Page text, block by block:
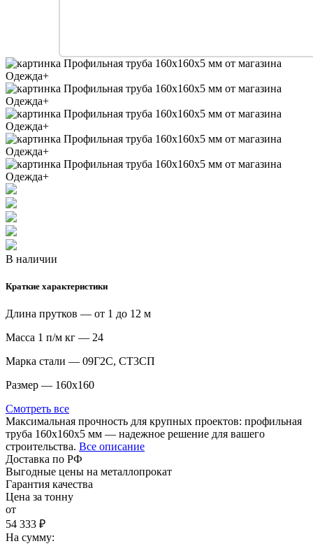
В наличии
Краткие характеристики
Длина прутков — от 1 до 12 м
Масса 1 п/м кг — 24
Марка стали — 09Г2С, СТ3СП
Размер — 160х160
Смотреть все
Максимальная прочность для крупных проектов: профильная
труба 160х160х5 мм — надежное решение для вашего
строительства. Все описание
Доставка по РФ
Выгодные цены на металлопрокат
Гарантия качества
Цена за тонну
от
54 333 ₽
На сумму: